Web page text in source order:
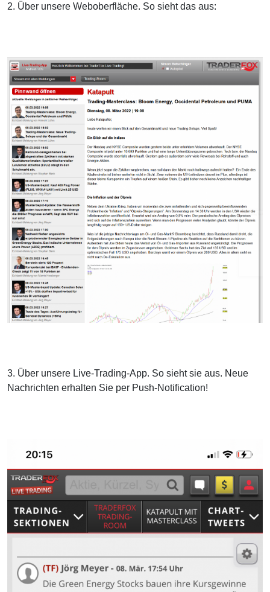
2. Über unsere Weboberfläche. So sieht das aus:
3. Über unsere Live-Trading-App. So sieht sie aus. Neue
Nachrichten erhalten Sie per Push-Notification!